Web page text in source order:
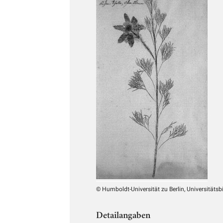
© Humboldt-Universität zu Berlin,
Detailangaben